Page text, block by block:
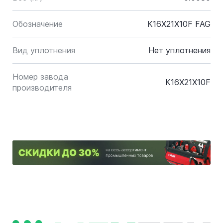
Обозначение K16X21X10F FAG
Вид уплотнения Нет уплотнения
Номер завода
производителя
K16X21X10F